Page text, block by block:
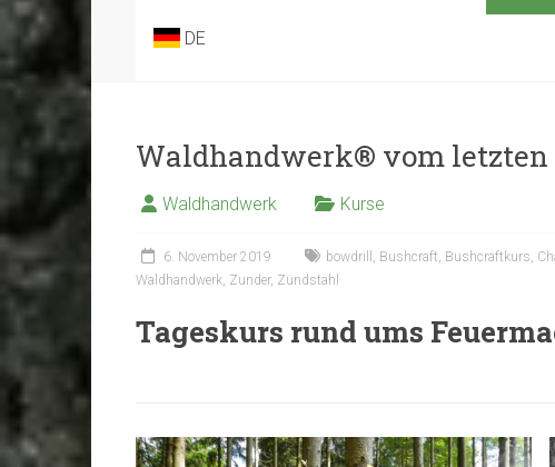
DE
Waldhandwerk® vom letzten
Waldhandwerk Kurse
6. November 2019 bowdrill , Bushcraft, Bushcraftkurs,
Waldhandwerk, Zunder, Zündstahl
Tageskurs rund ums